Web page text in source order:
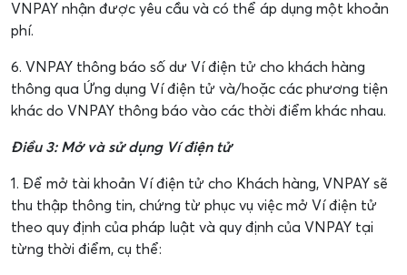
VNPAY nhận được yêu cầu và có thể áp dụng một khoản
phí.
6. VNPAY thông báo số dư Ví điện tử cho khách hàng
thông qua Ứng dụng Ví điện tử và/hoặc các phương tiện
khác do VNPAY thông báo vào các thời điểm khác nhau.
Điều 3: Mở và sử dụng Ví điện tử
1. Để mở tài khoản Ví điện tử cho Khách hàng, VNPAY sẽ
thu thập thông tin, chứng từ phục vụ việc mở Ví điện tử
theo quy định của pháp luật và quy định của VNPAY tại
từng thời điểm, cụ thể: